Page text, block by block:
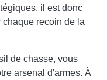
il est donc
chaque recoin de la
de chasse, vous
arsenal d'armes. À